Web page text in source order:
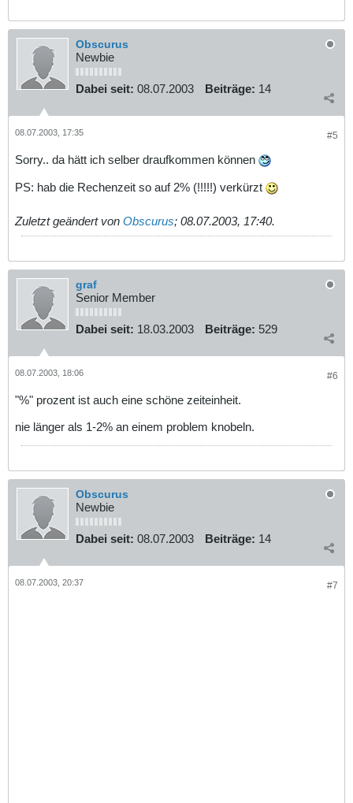
Obscurus
Newbie
Dabei seit: 08.07.2003 Beiträge: 14
#5
08.07.2003, 17:35
Sorry.. da hätt ich selber draufkommen können
PS: hab die Rechenzeit so auf 2% (!!!!!) verkürzt
Zuletzt geändert von Obscurus; 08.07.2003, 17:40.
graf
Senior Member
Dabei seit: 18.03.2003 Beiträge: 529
#6
08.07.2003, 18:06
"%" prozent ist auch eine schöne zeiteinheit.
nie länger als 1-2% an einem problem knobeln.
Obscurus
Newbie
Dabei seit: 08.07.2003 Beiträge: 14
#7
08.07.2003, 20:37